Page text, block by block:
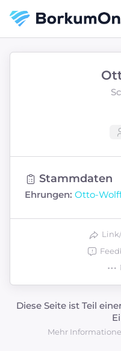
Stammdaten
Ehrungen: Otto-
Diese Seite ist Teil
Mehr